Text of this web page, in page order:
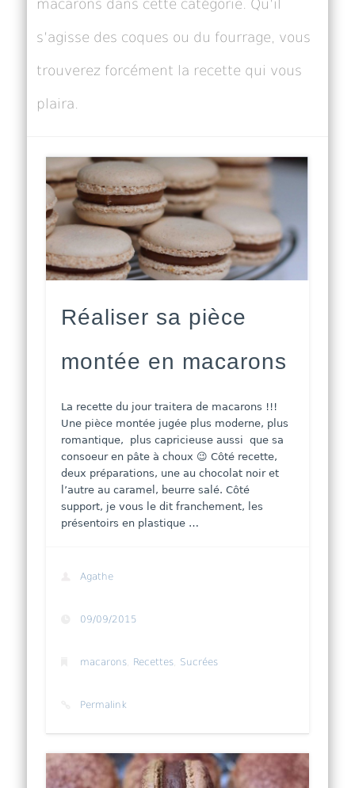
macarons dans cette catégorie. Qu’il
s’agisse des coques ou du fourrage, vous
trouverez forcément la recette qui vous
plaira.
Réaliser sa pièce
montée en macarons
La recette du jour traitera de macarons !!!
Une pièce montée jugée plus moderne, plus
romantique, plus capricieuse aussi que sa
consoeur en pâte à choux 😉 Côté recette,
deux préparations, une au chocolat noir et
l’autre au caramel, beurre salé. Côté
support, je vous le dit franchement, les
présentoirs en plastique …
Agathe
09/09/2015
macarons Recettes Sucrées
Permalink